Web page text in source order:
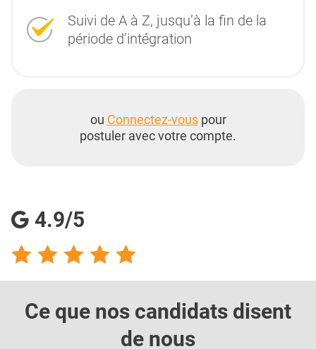
Suivi de A à Z, jusqu’à la fin de la
période d’intégration
ou Connectez-vouspour
postuler avec votre compte.
4.9/5
Ce que nos candidats disent
de nous